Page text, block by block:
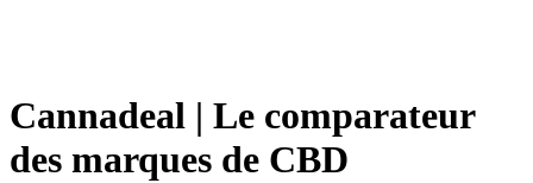
Cannadeal | Le comparateur
des marques de CBD